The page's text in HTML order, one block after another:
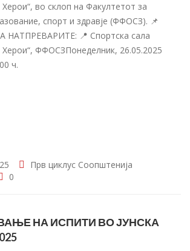
во склоп на Факултетот за
спорт и здравје (ФФОСЗ). 📌
НАТПРЕВАРИТЕ: 📍 Спортска сала
Херои“, ФФОСЗПонеделник, 26.05.2025
ч.
Прв циклус Соопштенија
0
НА ИСПИТИ ВО ЈУНСКА